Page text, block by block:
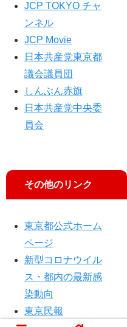
JCP TOKYO チャ
ンネル
JCP Movie
日本共産党東京都
議会議員団
しんぶん赤旗
日本共産党中央委
員会
その他のリンク
東京都公式ホーム
ページ
新型コロナウイル
ス・都内の最新感
染動向
東京民報